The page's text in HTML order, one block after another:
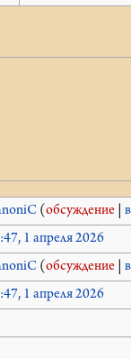
(обсуждение|
1 апреля 2026
(обсуждение|
1 апреля 2026